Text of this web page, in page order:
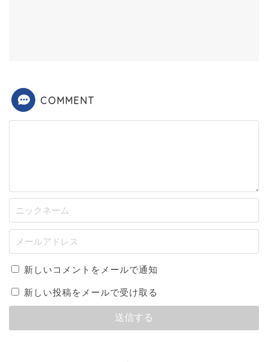
COMMENT
新しいコメントをメールで通知
新しい投稿をメールで受け取る